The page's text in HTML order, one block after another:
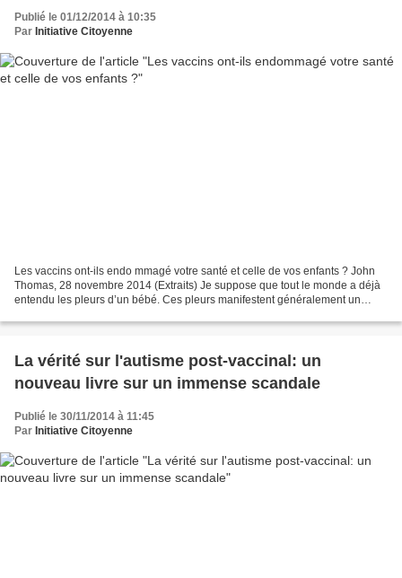
Publié le 01/12/2014 à 10:35
Par Initiative Citoyenne
Les vaccins ont-ils endo mmagé votre santé et celle de vos enfants ? John
Thomas, 28 novembre 2014 (Extraits) Je suppose que tout le monde a déjà
entendu les pleurs d’un bébé. Ces pleurs manifestent généralement un
La vérité sur l'autisme post-vaccinal: un
nouveau livre sur un immense scandale
Publié le 30/11/2014 à 11:45
Par Initiative Citoyenne